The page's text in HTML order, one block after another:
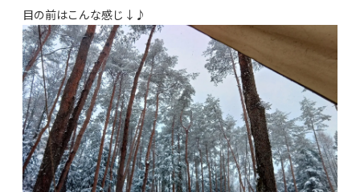
目の前はこんな感じ↓♪